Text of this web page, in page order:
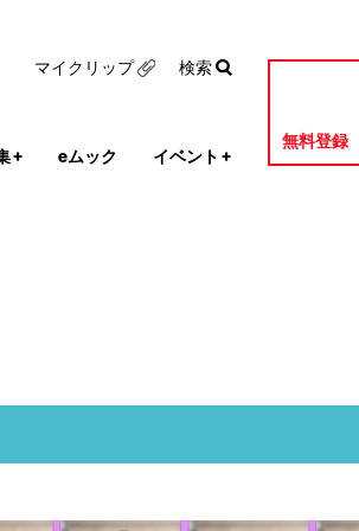
+ eムック イベント +
無料登録
マイクリップ 検索